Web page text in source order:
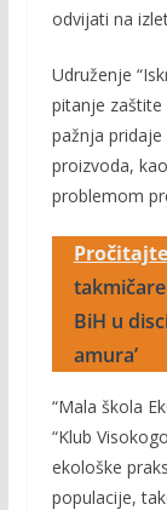
odvijati na
Udruženje
pitanje zaštite
pažnja
proizvoda,
problemom
takmičare
BiH u
amura’
“Mala škola
“Klub
ekološke
populacije,